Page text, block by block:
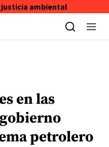
justicia ambiental
en las
petrolero